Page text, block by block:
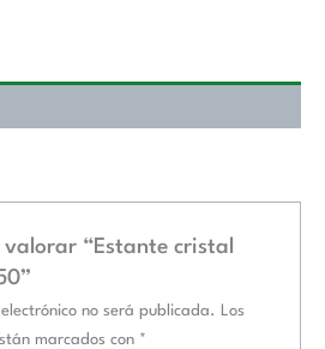
valorar “Estante cristal
no será publicada.
Los
marcados con *